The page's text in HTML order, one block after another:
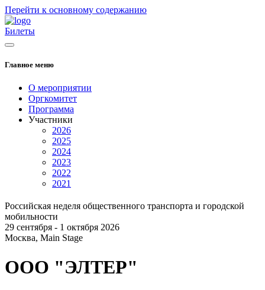
Перейти к основному содержанию
Билеты
Главное меню
О мероприятии
Оргкомитет
Программа
Участники
2026
2025
2024
2023
2022
2021
Российская неделя общественного транспорта и городской
мобильности
29 сентября - 1 октября 2026
Москва, Main Stage
ООО "ЭЛТЕР"